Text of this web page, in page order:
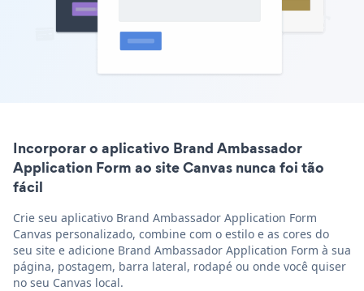
Incorporar o aplicativo Brand Ambassador
Application Form ao site Canvas nunca foi tão
fácil
Crie seu aplicativo Brand Ambassador Application Form
Canvas personalizado, combine com o estilo e as cores do
seu site e adicione Brand Ambassador Application Form à sua
página, postagem, barra lateral, rodapé ou onde você quiser
no seu Canvas local.